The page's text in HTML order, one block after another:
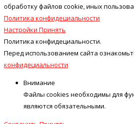
обработку файлов cookie, иных
Политика конфидециальности
Настройки Принять
Политика конфидециальности.
Перед использованием сайта
конфидециальности
Внимание
Файлы cookies необходимы для
являются обязательными.